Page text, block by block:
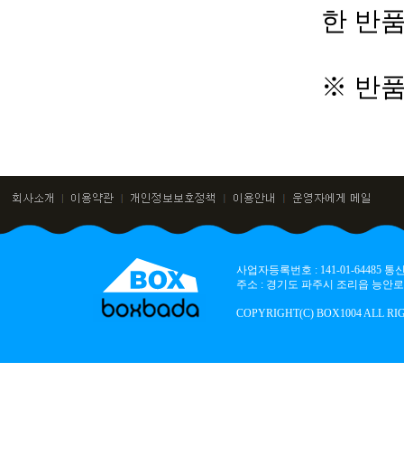
한 반
※ 반
사업자등록번호 : 141-01-64485
주소 : 경기도 파주시 조리읍 능안
COPYRIGHT(C) BOX1004 ALL